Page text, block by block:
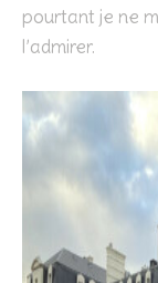
pourtant je ne
l’admirer.